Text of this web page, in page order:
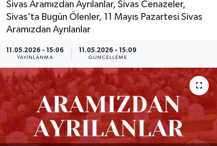
Sivas Aramızdan Ayrılanlar, Sivas Cenazeler,
Sivas'ta Bugün Ölenler, 11 Mayıs Pazartesi Sivas
Aramızdan Ayrılanlar
11.05.2026 - 15:06
YAYINLANMA
11.05.2026 - 15:09
GÜNCELLEME
MAGAZİN
RESMİ İLANLAR
SAĞLIK
SİYASET
SOSYAL YARDIMLAR